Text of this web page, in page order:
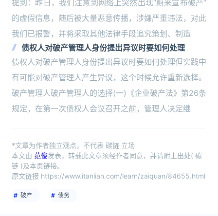
提到：昨日，我们注意到网络上突然出现“蔚来宣布破产”
的虚假信息，随后被大量恶意传播，涉嫌严重违法，对此
我们已报警，并将采取其他法律手段追究策划、制造
债权人对破产管理人身份提出异议时要如何处理
债权人对破产管理人身份提出异议时要如何处理但实践中
有可能对破产管理人产生异议，这个时候允许重新选择。
破产管理人破产管理人的选择(一)《企业破产法》第26条
规定，在第一次债权人会议召开之前，管理人决定继
*文章为作者独立观点，不代表 碳链 立场
本文由 范俊发表，转载此文章须经作者同意，并请附上出处( 碳
链 )及本页链接。
原文链接 https://www.itanlian.com/learn/zaiquan/84655.html
破产 债务